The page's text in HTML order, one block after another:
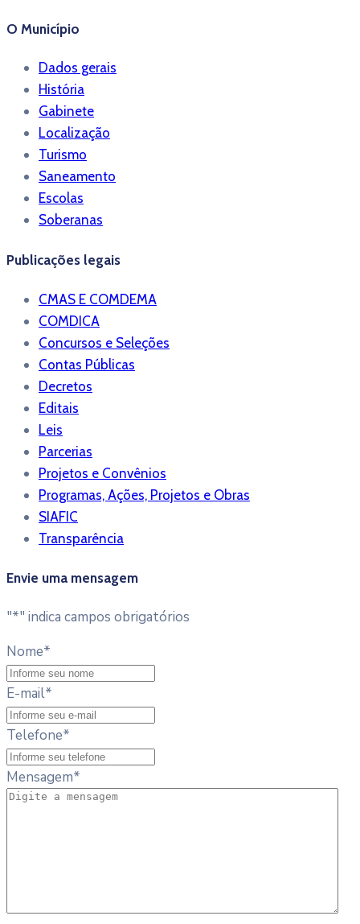
O Município
Dados gerais
História
Gabinete
Localização
Turismo
Saneamento
Escolas
Soberanas
Publicações legais
CMAS E COMDEMA
COMDICA
Concursos e Seleções
Contas Públicas
Decretos
Editais
Leis
Parcerias
Projetos e Convênios
Programas, Ações, Projetos e Obras
SIAFIC
Transparência
Envie uma mensagem
"*" indica campos obrigatórios
Nome*
E-mail*
Telefone*
Mensagem*